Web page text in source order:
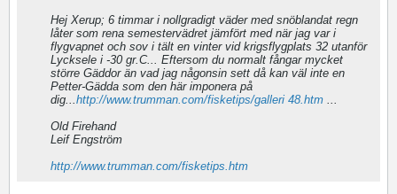
Hej Xerup; 6 timmar i nollgradigt väder med snöblandat regn
låter som rena semestervädret jämfört med när jag var i
flygvapnet och sov i tält en vinter vid krigsflygplats 32 utanför
Lycksele i -30 gr.C... Eftersom du normalt fångar mycket
större Gäddor än vad jag någonsin sett då kan väl inte en
Petter-Gädda som den här imponera på
dig...http://www.trumman.com/fisketips/galleri 48.htm ...
Old Firehand
Leif Engström
http://www.trumman.com/fisketips.htm